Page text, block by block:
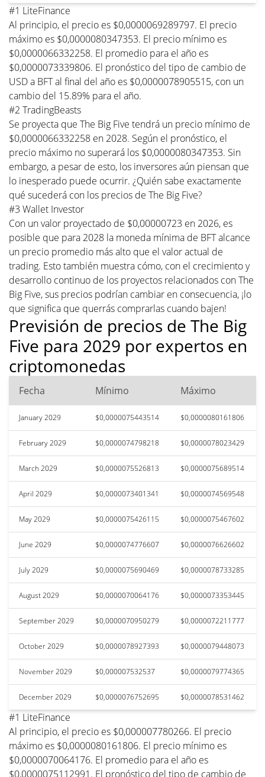
#1 LiteFinance
Al principio, el precio es $0,0000069289797. El precio
máximo es $0,0000080347353. El precio mínimo es
$0,0000066332258. El promedio para el año es
$0,0000073339806. El pronóstico del tipo de cambio de
USD a BFT al final del año es $0,0000078905515, con un
cambio del 15.89% para el año.
#2 TradingBeasts
Se proyecta que The Big Five tendrá un precio mínimo de
$0,0000066332258 en 2028. Según el pronóstico, el
precio máximo no superará los $0,0000080347353. Sin
embargo, a pesar de esto, los inversores aún piensan que
lo inesperado puede ocurrir. ¿Quién sabe exactamente
qué sucederá con los precios de The Big Five?
#3 Wallet Investor
Con un valor proyectado de $0,00000723 en 2026, es
posible que para 2028 la moneda mínima de BFT alcance
un precio promedio más alto que el valor actual de
trading. Esto también muestra cómo, con el crecimiento y
desarrollo continuo de los proyectos relacionados con The
Big Five, sus precios podrían cambiar en consecuencia, ¡lo
que significa que querrás comprarlas cuando bajen!
Previsión de precios de The Big
Five para 2029 por expertos en
criptomonedas
Fecha Mínimo Máximo
January 2029 $0,0000075443514 $0,0000080161806
February 2029 $0,0000074798218 $0,0000078023429
March 2029 $0,0000075526813 $0,0000075689514
April 2029 $0,0000073401341 $0,0000074569548
May 2029 $0,0000075426115 $0,0000075467602
June 2029 $0,0000074776607 $0,0000076626602
July 2029 $0,0000075690469 $0,0000078733285
August 2029 $0,0000070064176 $0,0000073353445
September 2029 $0,0000070950279 $0,0000072211777
October 2029 $0,0000078927393 $0,0000079448073
November 2029 $0,000007532537 $0,0000079774365
December 2029 $0,0000076752695 $0,0000078531462
#1 LiteFinance
Al principio, el precio es $0,000007780266. El precio
máximo es $0,0000080161806. El precio mínimo es
$0,0000070064176. El promedio para el año es
$0,0000075112991. El pronóstico del tipo de cambio de